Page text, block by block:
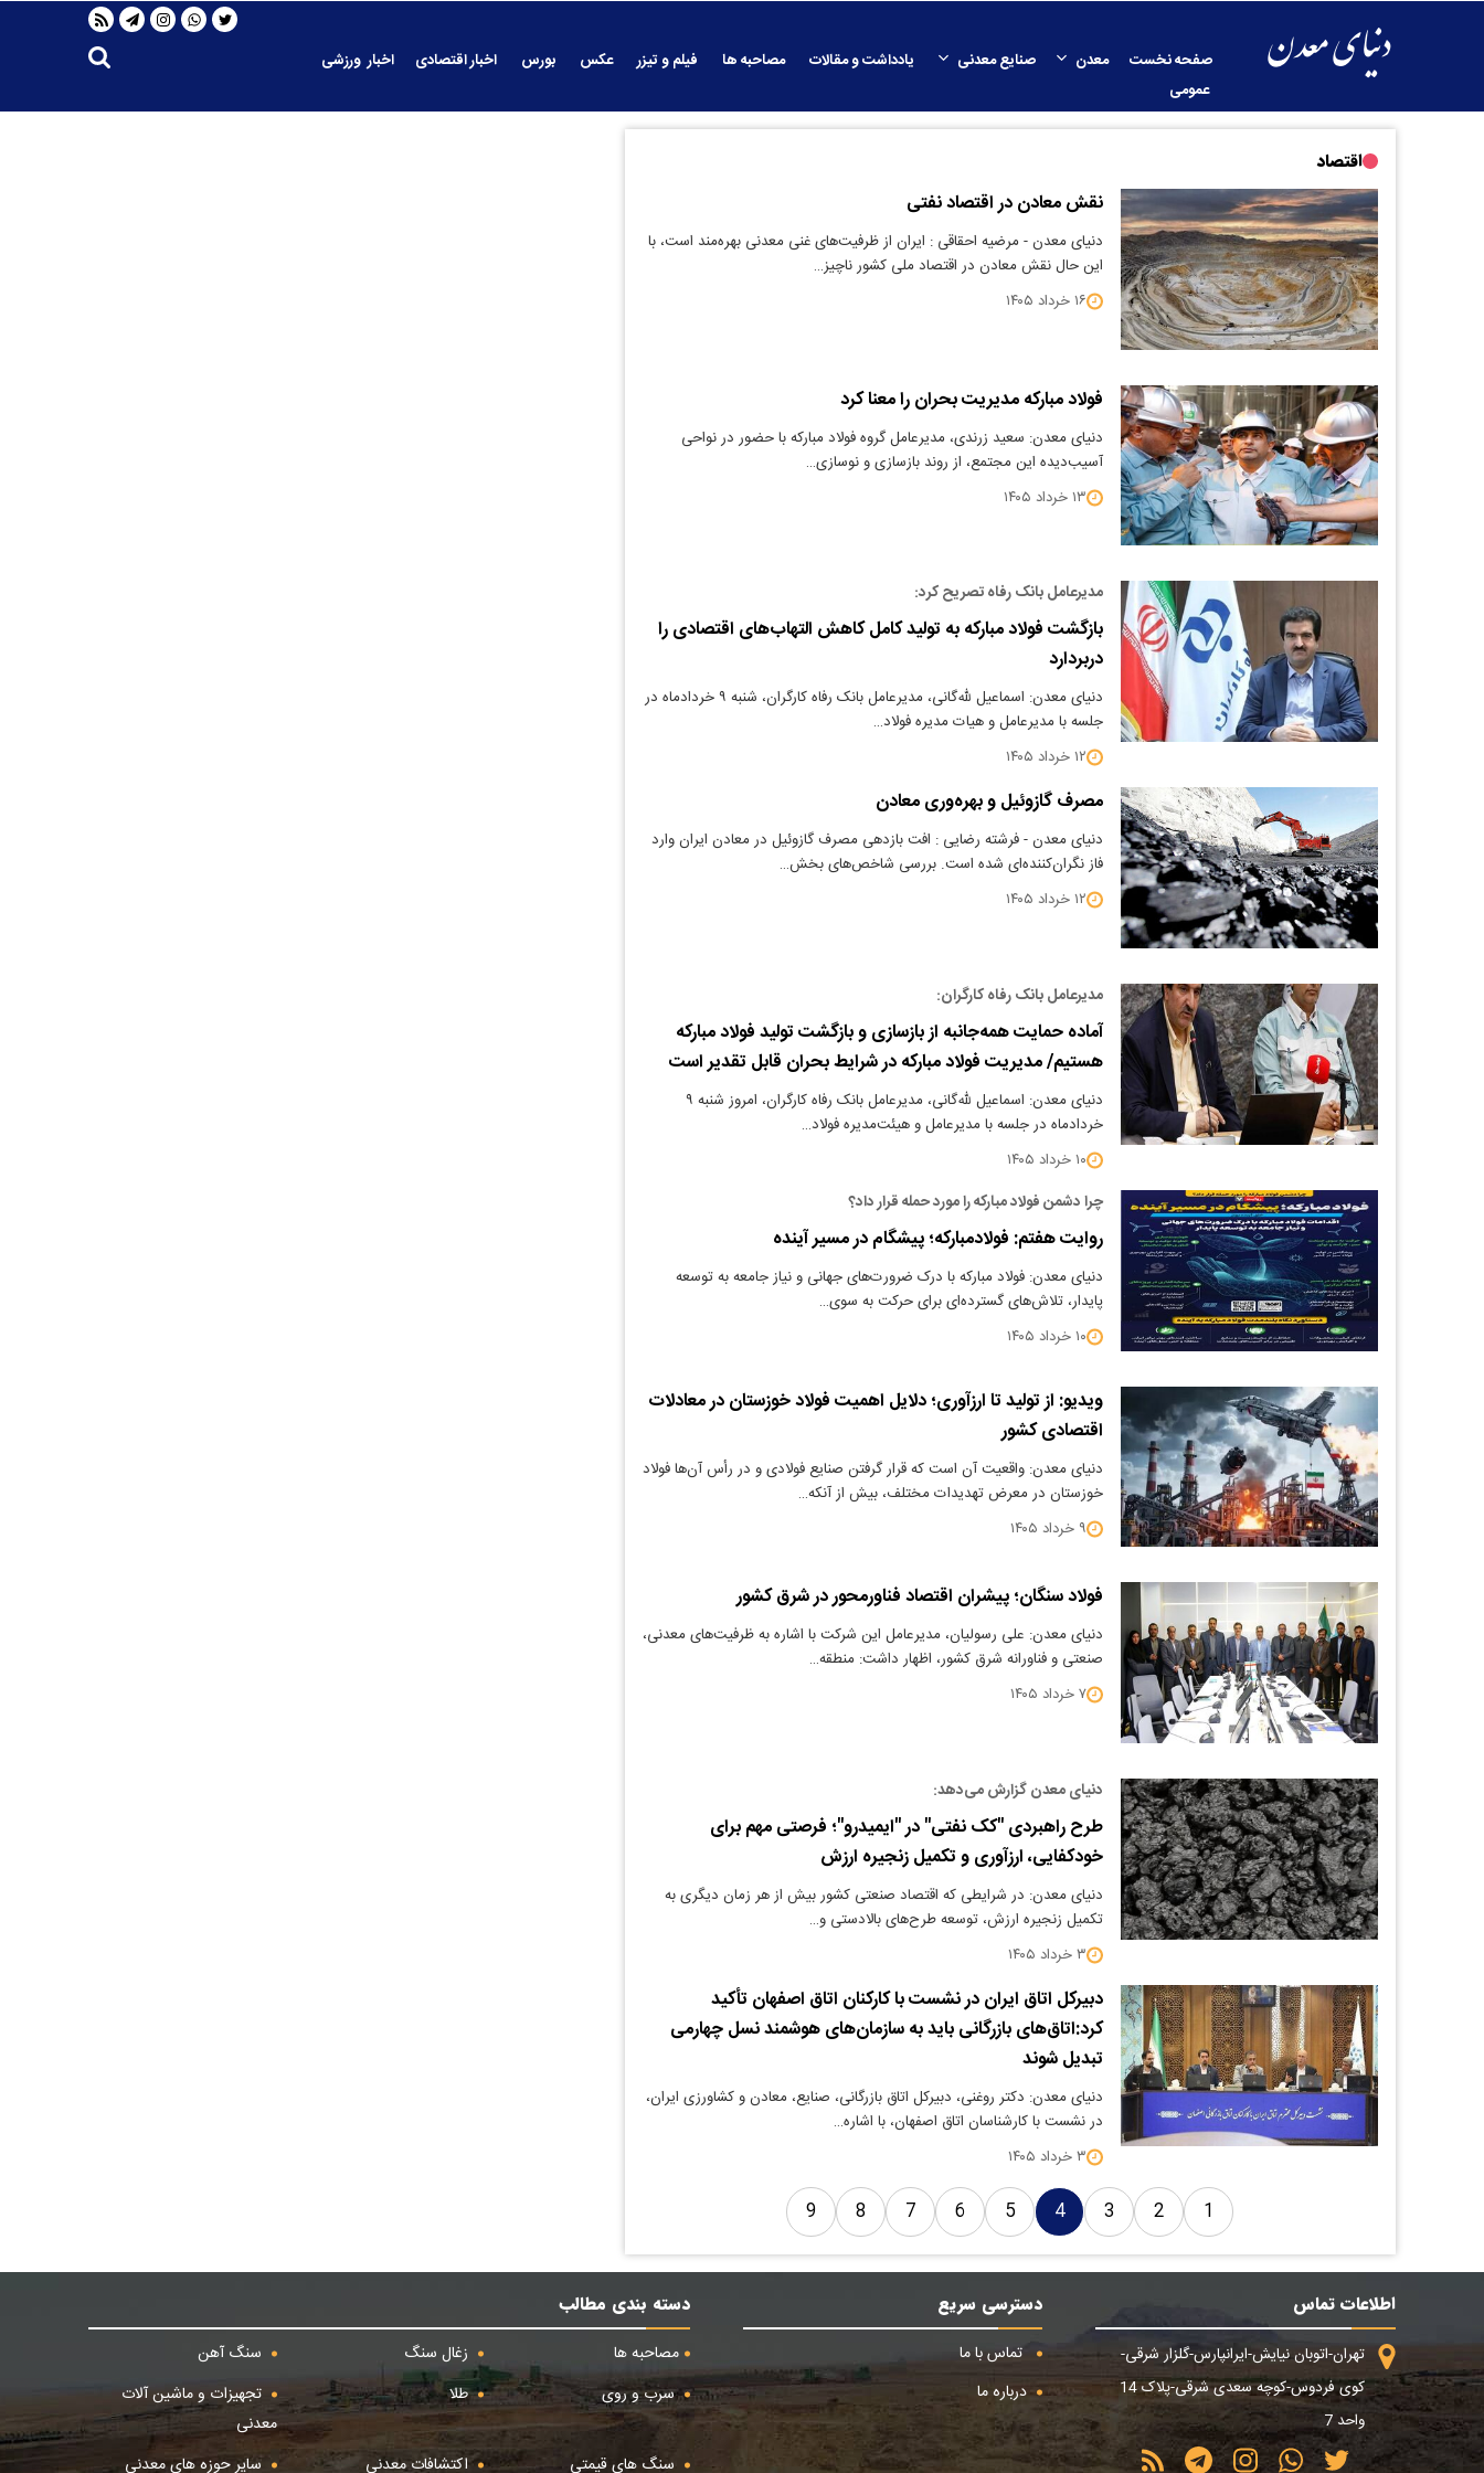
صفحه نخست معدن صنایع معدنی یادداشت و مقالات مصاحبه ها فیلم و تیزر عکس بورس اخبار اقتصادی
اخبار ورزشی
عمومی
اقتصاد
نقش معادن در اقتصاد نفتی
دنیای معدن - مرضیه احقاقی : ایران از ظرفیت‌های غنی معدنی بهره‌مند است، با
این حال نقش معادن در اقتصاد ملی کشور ناچیز…
۱۶ خرداد ۱۴۰۵
فولاد مبارکه مدیریت بحران را معنا کرد
دنیای معدن: سعید زرندی، مدیرعامل گروه فولاد مبارکه با حضور در نواحی
آسیب‌دیده این مجتمع، از روند بازسازی و نوسازی…
۱۳ خرداد ۱۴۰۵
مدیرعامل بانک رفاه تصریح کرد:
بازگشت فولاد مبارکه به تولید کامل کاهش التهاب‌های اقتصادی را
دربردارد
دنیای معدن: اسماعیل لله‌گانی، مدیرعامل بانک رفاه کارگران، شنبه ۹ خردادماه در
جلسه با مدیرعامل و هیات ‌مدیره فولاد…
۱۲ خرداد ۱۴۰۵
مصرف گازوئیل و بهر‌ه‌وری معادن
دنیای معدن - فرشته رضایی : افت بازدهی مصرف گازوئیل در معادن ایران وارد
فاز نگران‌کننده‌ای شده است. بررسی شاخص‌های بخش…
۱۲ خرداد ۱۴۰۵
مدیرعامل بانک رفاه کارگران:
آماده حمایت همه‌جانبه از بازسازی و بازگشت تولید فولاد مبارکه
هستیم/ مدیریت فولاد مبارکه در شرایط بحران قابل تقدیر است
دنیای معدن: اسماعیل لله‌گانی، مدیرعامل بانک رفاه کارگران، امروز شنبه ۹
خردادماه در جلسه با مدیرعامل و هیئت‌مدیره فولاد…
۱۰ خرداد ۱۴۰۵
چرا دشمن فولاد مبارکه را مورد حمله قرار داد؟
روایت هفتم: فولاد‌مبارکه؛ پیشگام در مسیر آینده
دنیای معدن: فولاد مبارکه با درک ضرورت‌های جهانی و نیاز جامعه به توسعه
پایدار، تلاش‌های گسترده‌ای برای حرکت به سوی…
۱۰ خرداد ۱۴۰۵
ویدیو: از تولید تا ارزآوری؛ دلایل اهمیت فولاد خوزستان در معادلات
اقتصادی کشور
دنیای معدن: واقعیت آن است که قرار گرفتن صنایع فولادی و در رأس آن‌ها فولاد
خوزستان در معرض تهدیدات مختلف، بیش از آنکه…
۹ خرداد ۱۴۰۵
فولاد سنگان؛ پیشران اقتصاد فناورمحور در شرق کشور
دنیای معدن: علی رسولیان، مدیرعامل این شرکت با اشاره به ظرفیت‌های معدنی،
صنعتی و فناورانه شرق کشور، اظهار داشت: منطقه…
۷ خرداد ۱۴۰۵
دنیای معدن گزارش می‌دهد:
طرح راهبردی "کک نفتی" در "ایمیدرو"؛ فرصتی مهم برای
خودکفایی، ارزآوری و تکمیل زنجیره ارزش
دنیای معدن: در شرایطی که اقتصاد صنعتی کشور بیش از هر زمان دیگری به
تکمیل زنجیره ارزش، توسعه طرح‌های بالادستی و…
۳ خرداد ۱۴۰۵
دبیرکل اتاق ایران در نشست با کارکنان اتاق اصفهان تأکید
کرد:اتاق‌های بازرگانی باید به سازمان‌های هوشمند نسل چهارمی
تبدیل شوند
دنیای معدن: دکتر روغنی، دبیرکل اتاق بازرگانی، صنایع، معادن و کشاورزی ایران،
در نشست با کارشناسان اتاق اصفهان، با اشاره…
۳ خرداد ۱۴۰۵
1
2
3
4
5
6
7
8
9
اطلاعات تماس
تهران-اتوبان نیایش-ایرانپارس-گلزار شرقی-
کوی فردوس-کوچه سعدی شرقی-پلاک 14
واحد 7
دسترسی سریع
تماس با ما
درباره ما
دسته بندی مطالب
مصاحبه ها
زغال سنگ
سنگ آهن
سرب و روی
طلا
تجهیزات و ماشین آلات
معدنی
سنگ های قیمتی
اکتشافات معدنی سایر حوزه های معدنی